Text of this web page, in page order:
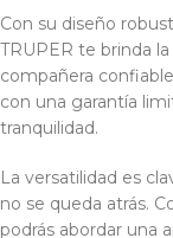
Con su diseño
TRUPER te brinda
compañera
con una garantía
tranquilidad.
La versatilidad es
no se queda atrás.
podrás abordar una